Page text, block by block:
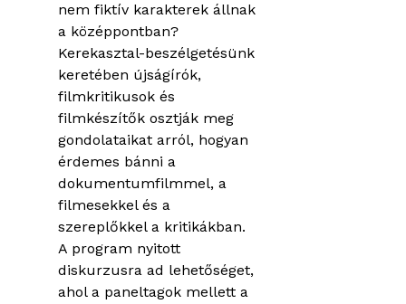
nem fiktív karakterek állnak
a középpontban?
Kerekasztal-beszélgetésünk
keretében újságírók,
filmkritikusok és
filmkészítők osztják meg
gondolataikat arról, hogyan
érdemes bánni a
dokumentumfilmmel, a
filmesekkel és a
szereplőkkel a kritikákban.
A program nyitott
diskurzusra ad lehetőséget,
ahol a paneltagok mellett a